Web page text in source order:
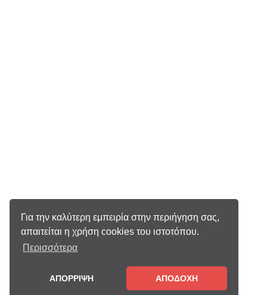
Για την καλύτερη εμπειρία στην περιήγηση σας,
απαιτείται η χρήση cookies του ιστοτόπου.
Περισσότερα
ΑΠΟΡΡΙΨΗ ΑΠΟΔΟΧΗ